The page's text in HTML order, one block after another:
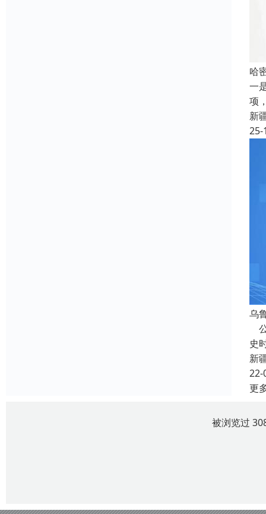
哈
一
项
新
25-
乌
史
新
22-
更
被浏览过